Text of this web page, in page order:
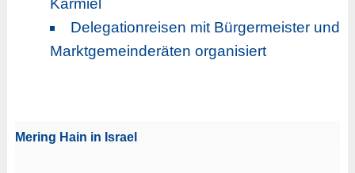
Delegationreisen mit Bürgermeister und
Marktgemeinderäten organisiert
Mering Hain in Israel